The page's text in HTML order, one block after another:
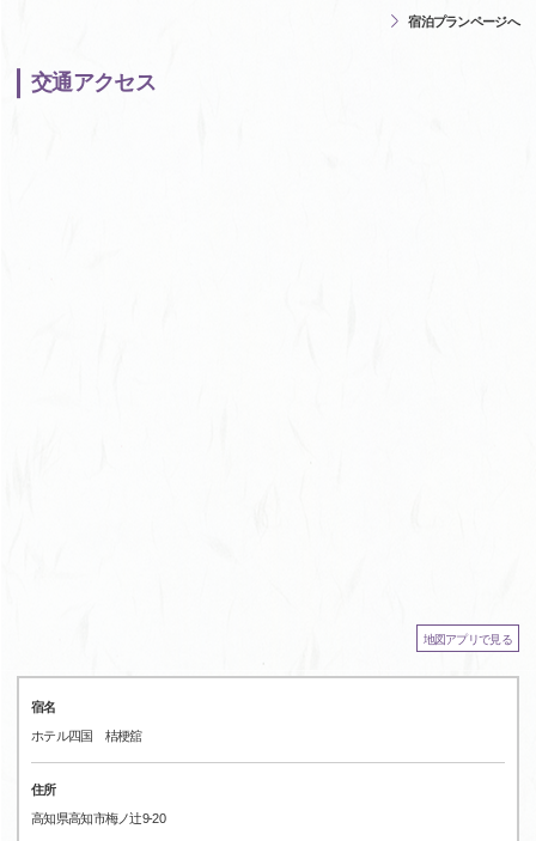
宿泊プランページへ
交通アクセス
地図アプリで見る
宿名
ホテル四国 桔梗舘
住所
高知県高知市梅ノ辻9-20